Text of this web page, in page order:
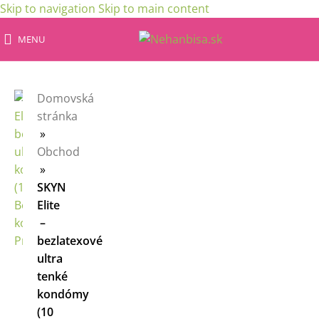
Skip to navigation Skip to main content
MENU
Domovská
stránka
»
Obchod
»
SKYN
Elite
–
bezlatexové
ultra
tenké
kondómy
(10